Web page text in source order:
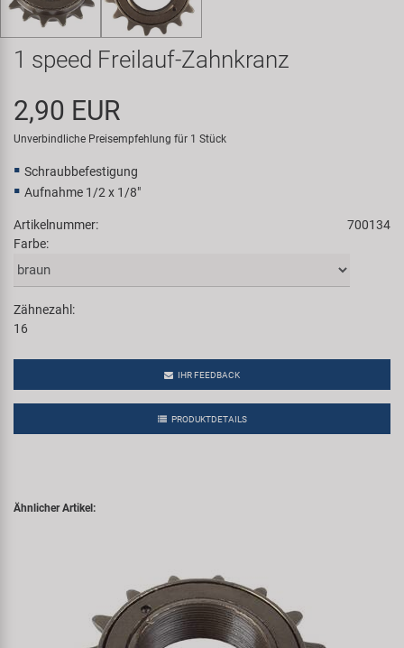
Samox
Smart
SRAM/RockShox
Velo
Markenübersicht
1 speed Freilauf-Zahnkranz
2,90 EUR
Unverbindliche Preisempfehlung für 1 Stück
Schraubbefestigung
Aufnahme 1/2 x 1/8"
Artikelnummer:
700134
Farbe:
Zähnezahl:
16
IHR FEEDBACK
PRODUKTDETAILS
Ähnlicher Artikel: